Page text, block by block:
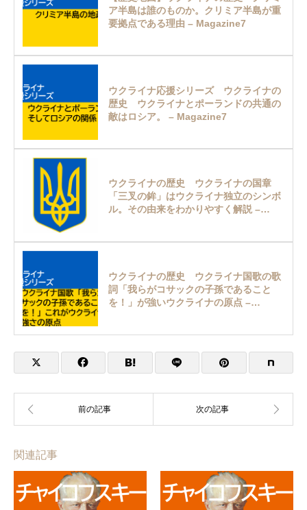
ア半島は誰のものか。クリミア半島が重
要拠点である理由 – Magazine7
ウクライナ応援シリーズ ウクライナの
歴史 ウクライナとポーランドの共通の
敵はロシア。 – Magazine7
ウクライナの歴史 ウクライナの国章
「三叉の鉾」はウクライナ独立のシンボ
ル。その由来をわかりやすく解説 –
ウクライナの歴史 ウクライナ国歌の歌
詞「我らがコサックの子孫であること
を！」が強いウクライナの原点 –
関連記事